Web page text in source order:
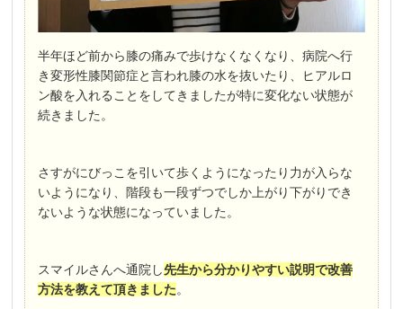
半年ほど前から膝の痛みで歩けなくなくなり、病院へ行
き変形性膝関節症と言われ膝の水を抜いたり、ヒアルロ
ン酸を入れることをしてきましたが特に変化ない状態が
続きました。
さすがにびっこを引いて歩くようになったり力が入らな
いようになり、階段も一段ずつでしか上がり下がりでき
ないような状態になっていました。
スマイルさんへ通院し先生から分かりやすい説明で改善
方法を教えて頂きました。